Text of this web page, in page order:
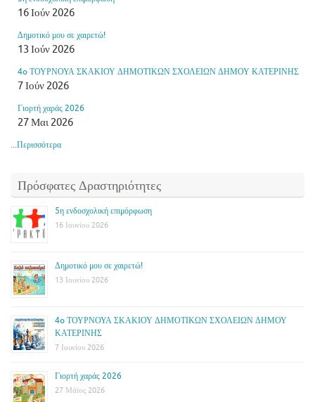
16 Ιούν 2026
Δημοτικό μου σε χαιρετώ!
13 Ιούν 2026
4o ΤΟΥΡΝΟΥΑ ΣΚΑΚΙΟΥ ΔΗΜΟΤΙΚΩΝ ΣΧΟΛΕΙΩΝ ΔΗΜΟΥ ΚΑΤΕΡΙΝΗΣ
7 Ιούν 2026
Γιορτή χαράς 2026
27 Μαι 2026
...Περισσότερα
Πρόσφατες Δραστηριότητες
5η ενδοσχολική επιμόρφωση
16 Ιουνίου 2026
Δημοτικό μου σε χαιρετώ!
13 Ιουνίου 2026
4o ΤΟΥΡΝΟΥΑ ΣΚΑΚΙΟΥ ΔΗΜΟΤΙΚΩΝ ΣΧΟΛΕΙΩΝ ΔΗΜΟΥ
ΚΑΤΕΡΙΝΗΣ
7 Ιουνίου 2026
Γιορτή χαράς 2026
27 Μάϊος 2026